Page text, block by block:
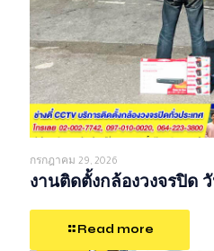
กรกฎาคม 29, 2026
งานติดตั้งกล้องวงจรปิด
Read more